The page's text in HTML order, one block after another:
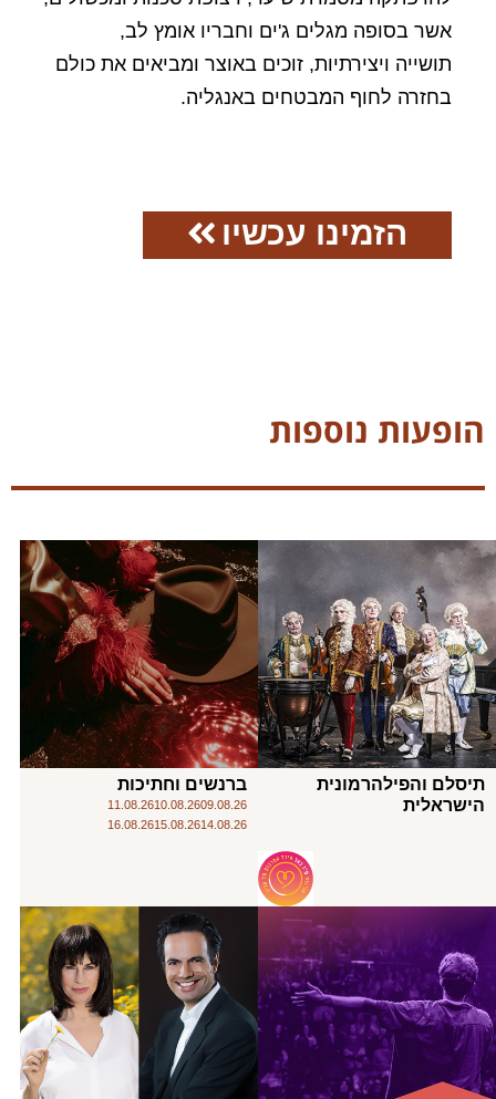
אשר בסופה מגלים ג'ים וחבריו אומץ לב,
תושייה ויצירתיות, זוכים באוצר ומביאים את כולם
בחזרה לחוף המבטחים באנגליה.
הזמינו עכשיו
הופעות נוספות
תיסלם והפילהרמונית
הישראלית
ברנשים וחתיכות
09.08.26
10.08.26
11.08.26
14.08.26
15.08.26
16.08.26